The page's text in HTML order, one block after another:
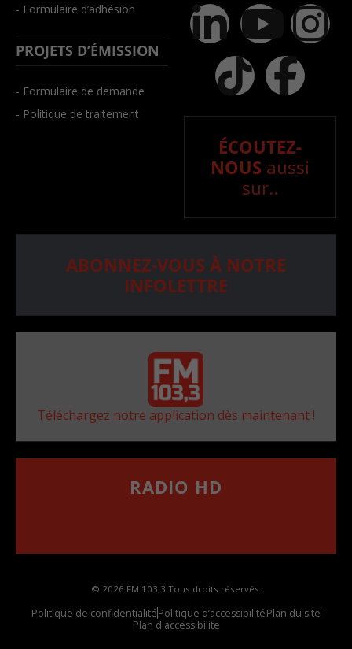
- Formulaire d’adhésion
PROJETS D’ÉMISSION
- Formulaire de demande
- Politique de traitement
ÉCOUTEZ-
NOUS aussi
sur..
ABONNEZ-VOUS À NOTRE
INFOLETTRE
Téléchargez notre application dès maintenant !
RADIO HD
© 2026 FM 103,3 Tous droits réservés.
Politique de confidentialitéPolitique d’accessibilitéPlan du site
Plan d'accessibilite